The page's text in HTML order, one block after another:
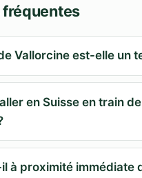
Vallorcine est-elle un
en Suisse en train
à proximité immédiate